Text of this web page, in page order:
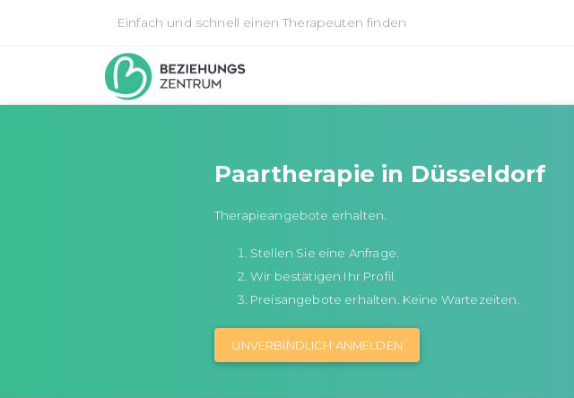
Einfach und schnell einen Therapeuten finden
Paartherapie in Düsseldorf
Therapieangebote erhalten.
Stellen Sie eine Anfrage.
Wir bestätigen Ihr Profil.
Preisangebote erhalten. Keine Wartezeiten.
UNVERBINDLICH ANMELDEN